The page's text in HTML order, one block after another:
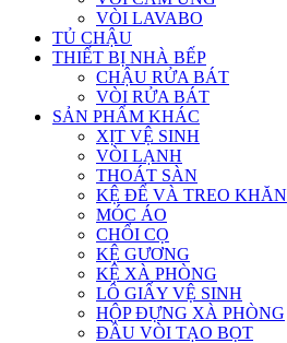
VÒI LAVABO
TỦ CHẬU
THIẾT BỊ NHÀ BẾP
CHẬU RỬA BÁT
VÒI RỬA BÁT
SẢN PHẨM KHÁC
XỊT VỆ SINH
VÒI LẠNH
THOÁT SÀN
KỆ ĐỂ VÀ TREO KHĂN
MÓC ÁO
CHỔI CỌ
KỆ GƯƠNG
KỆ XÀ PHÒNG
LÔ GIẤY VỆ SINH
HỘP ĐỰNG XÀ PHÒNG
ĐẦU VÒI TẠO BỌT